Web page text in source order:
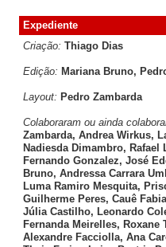
Expediente
Criação: Thiago Dias
Edição: Mariana Bruno,
Layout: Pedro Zambarda
Colaboraram ou ainda
Zambarda, Andrea Wirkus,
Nadiesda Dimambro, Rafael
Fernando Gonzalez, José
Bruno, Andressa Carrara
Luma Ramiro Mesquita,
Guilherme Peres, Cauê
Júlia Castilho, Leonardo
Fernanda Meirelles, Roxane
Alexandre Facciolla, Ana